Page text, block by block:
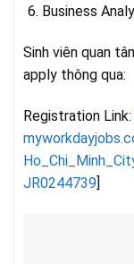
Business
Sinh viên quan
apply thông qua:
Registration Link:
JR0244739]